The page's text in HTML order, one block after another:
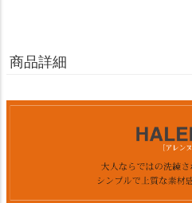
商品詳細